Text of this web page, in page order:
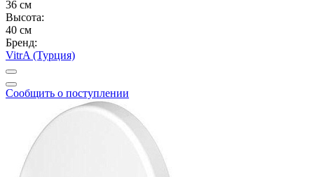
36 см
Высота:
40 см
Бренд:
VitrA (Турция)
Сообщить о поступлении